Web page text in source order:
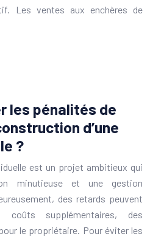
Les ventes aux enchères de
les pénalités de
d’une
?
est un projet ambitieux qui
minutieuse et une gestion
des retards peuvent
coûts supplémentaires, des
le propriétaire. Pour éviter les